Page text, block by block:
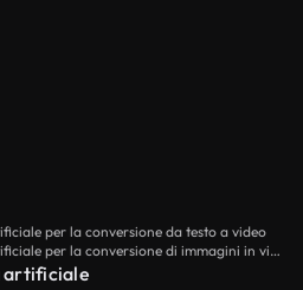
per la conversione da testo a video
Flussi di lavoro di intelligenza artificiale per la conversione di immagini in video
artificiale